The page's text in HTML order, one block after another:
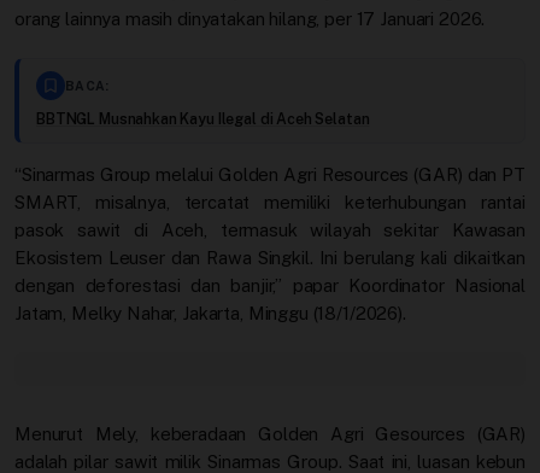
orang lainnya masih dinyatakan hilang, per 17 Januari 2026.
BACA:
BBTNGL Musnahkan Kayu Ilegal di Aceh Selatan
“Sinarmas Group melalui Golden Agri Resources (GAR) dan PT
SMART, misalnya, tercatat memiliki keterhubungan rantai
pasok sawit di Aceh, termasuk wilayah sekitar Kawasan
Ekosistem Leuser dan Rawa Singkil. Ini berulang kali dikaitkan
dengan deforestasi dan banjir,” papar Koordinator Nasional
Jatam, Melky Nahar, Jakarta, Minggu (18/1/2026).
Menurut Mely, keberadaan Golden Agri Gesources (GAR)
adalah pilar sawit milik Sinarmas Group. Saat ini, luasan kebun